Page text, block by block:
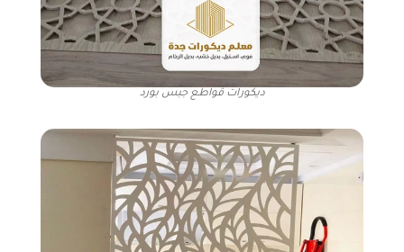
ديكورات قواطع جبس بورد